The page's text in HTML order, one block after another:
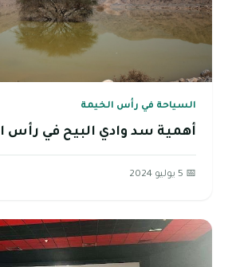
السياحة في رأس الخيمة
أهمية سد وادي البيح في رأس
📅 5 يوليو 2024